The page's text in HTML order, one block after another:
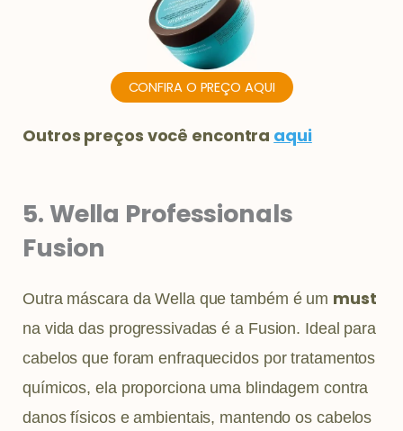
CONFIRA O PREÇO AQUI
Outros preços você encontra aqui
5. Wella Professionals
Fusion
Outra máscara da Wella que também é um must
na vida das progressivadas é a Fusion. Ideal para
cabelos que foram enfraquecidos por tratamentos
químicos, ela proporciona uma blindagem contra
danos físicos e ambientais, mantendo os cabelos